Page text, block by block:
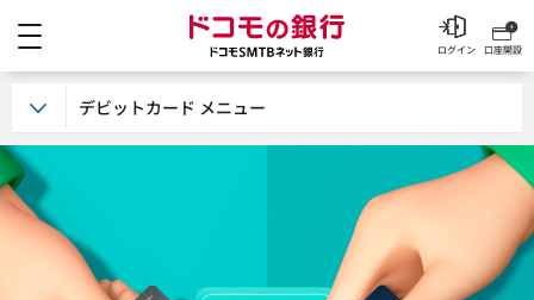
ドコモの銀行 ドコモ
口座開設
ログイン
デビットカード メニュー